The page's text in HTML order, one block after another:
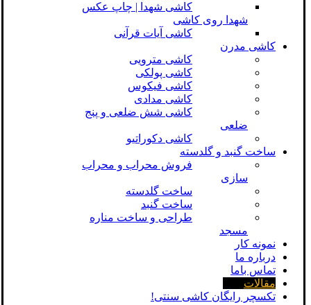
کاشی شهدا | چاپ عکس
شهدا روی کاشی
کاشی آیات قرآنی
کاشی مدرن
کاشی مترویی
کاشی پولکی
کاشی فیکوس
کاشی مدادی
کاشی شش ضلعی و پنج
ضلعی
کاشی دکوراتیو
ساخت گنبد و گلدسته
فروش محراب و محراب
سازی
ساخت گلدسته
ساخت گنبد
طراحی و ساخت مناره
مسجد
نمونه کار
درباره ما
تماس باما
مقالات
تکسچر رایگان کاشی سنتی!